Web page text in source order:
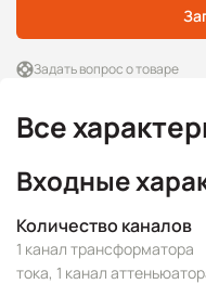
Задать вопрос о товаре
Все
Входные
Количество каналов
1 канал трансформатора
тока, 1 канал